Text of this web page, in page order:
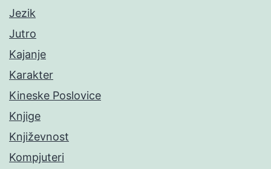
Jezik
Jutro
Kajanje
Karakter
Kineske Poslovice
Knjige
Književnost
Kompjuteri